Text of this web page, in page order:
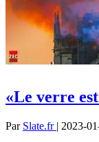
«Le verre
Par Slate.fr | 2023-